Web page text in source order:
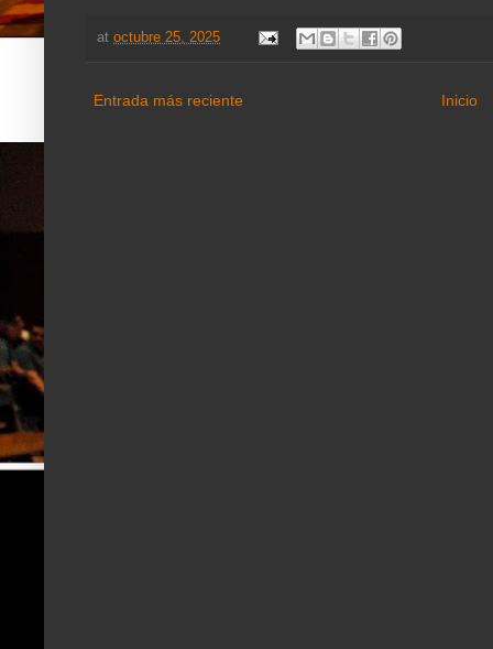
at octubre 25, 2025
Entrada más reciente Inicio